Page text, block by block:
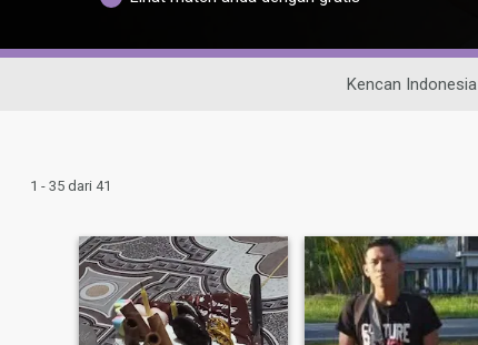
Kencan Indonesia
1 - 35 dari 41